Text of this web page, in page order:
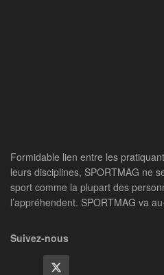
Formidable lien entre les
leurs disciplines, SPORTMAG ne
sport comme la plupart des
l’appréhendent. SPORTMAG va
Suivez-nous